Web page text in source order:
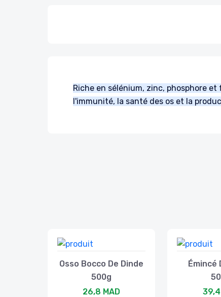
Riche en sélénium, zinc, phosphore
l'immunité, la santé des os et la
Osso Bocco De Dinde
500g
26,8 MAD
Émincé
39,4